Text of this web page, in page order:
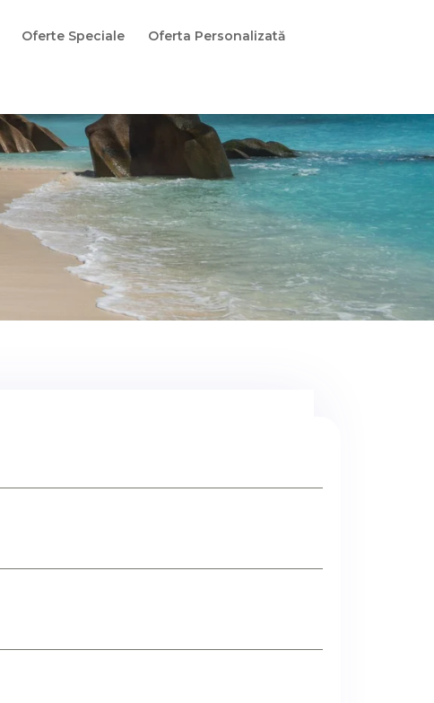
Oferte Speciale Oferta Personalizată